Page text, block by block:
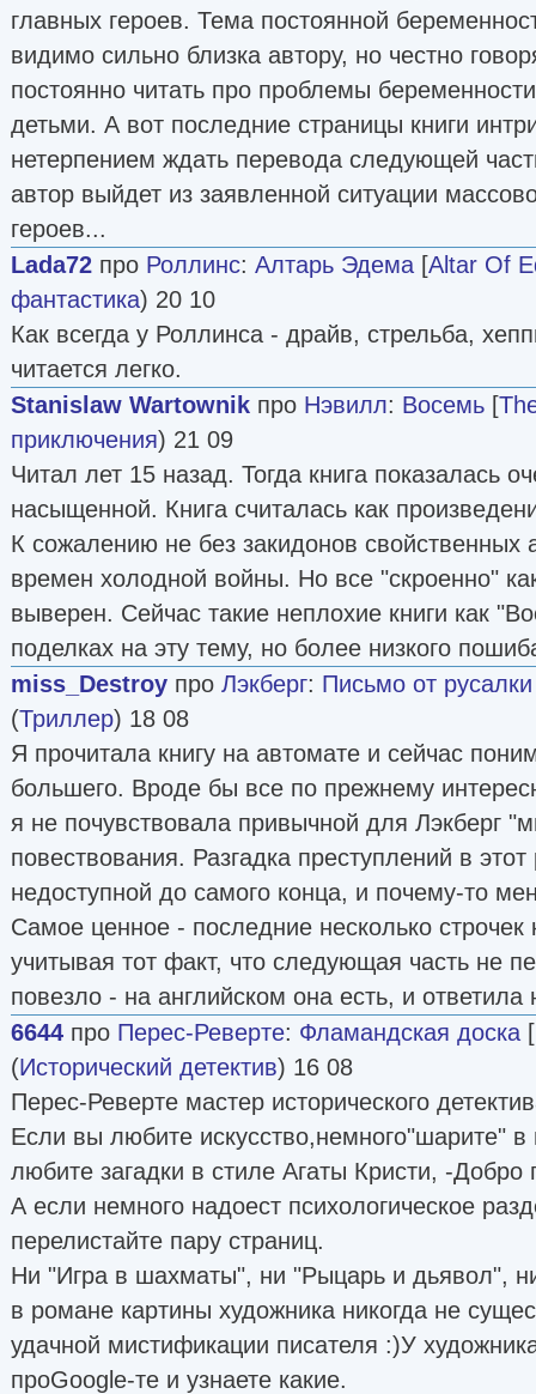
главных героев. Тема постоянной
видимо сильно близка автору, но честно
постоянно читать про проблемы
детьми. А вот последние страницы книги
нетерпением ждать перевода следующей
автор выйдет из заявленной ситуации
героев...
Lada72 про Роллинс: Алтарь Эдема [Altar Of
фантастика) 20 10
Как всегда у Роллинса - драйв, стрельба,
читается легко.
Stanislaw Wartownik про Нэвилл: Восемь [
приключения) 21 09
Читал лет 15 назад. Тогда книга показалась
насыщенной. Книга считалась как
К сожалению не без закидонов свойственных
времен холодной войны. Но все "скроенно"
выверен. Сейчас такие неплохие книги как
поделках на эту тему, но более низкого
miss_Destroy про Лэкберг: Письмо от русалки
(Триллер) 18 08
Я прочитала книгу на автомате и сейчас
большего. Вроде бы все по прежнему
я не почувствовала привычной для Лэкберг
повествования. Разгадка преступлений в этот
недоступной до самого конца, и почему-то
Самое ценное - последние несколько строчек
учитывая тот факт, что следующая часть не
повезло - на английском она есть, и
6644 про Перес-Реверте: Фламандская доска [
(Исторический детектив) 16 08
Перес-Реверте мастер исторического
Если вы любите искусство,немного"шарите"
любите загадки в стиле Агаты Кристи, -Добро
А если немного надоест психологическое
перелистайте пару страниц.
Ни "Игра в шахматы", ни "Рыцарь и дьявол",
в романе картины художника никогда не
удачной мистификации писателя :)У
проGoogle-те и узнаете какие.